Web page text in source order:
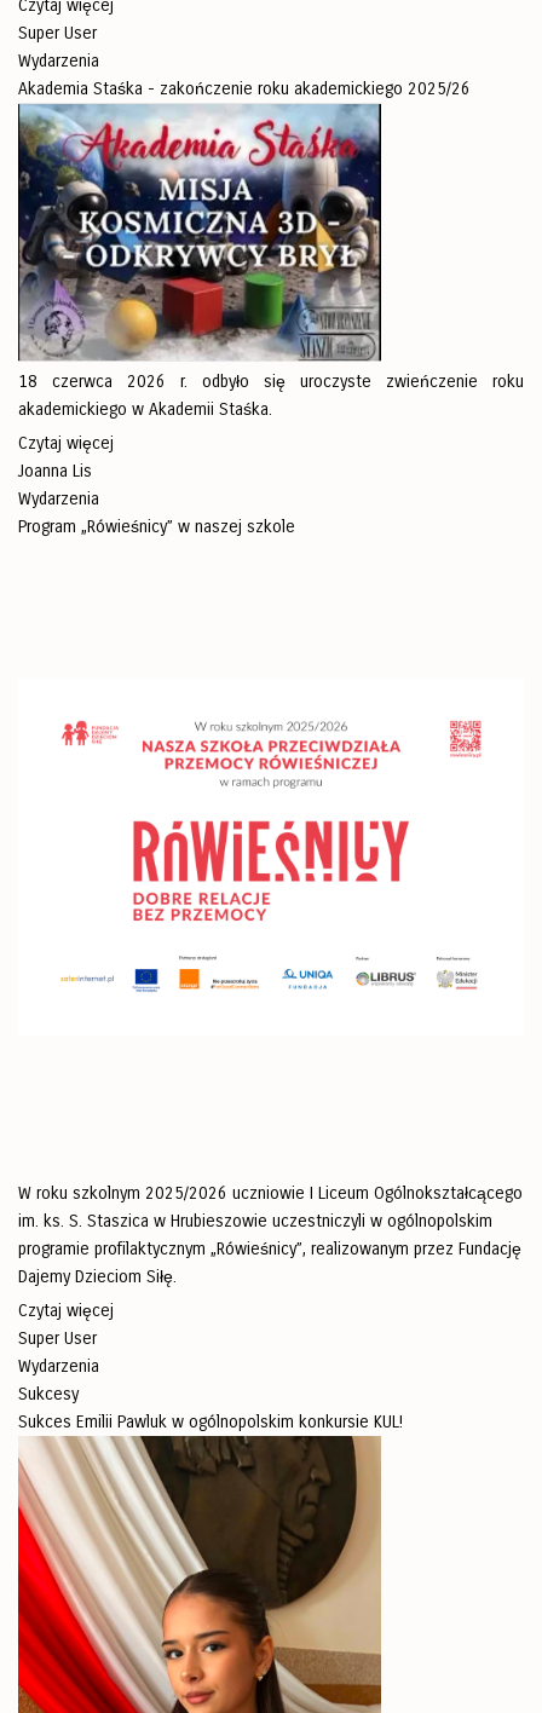
Czytaj więcej
Super User
Wydarzenia
Akademia Staśka - zakończenie roku akademickiego 2025/26
18 czerwca 2026 r. odbyło się uroczyste zwieńczenie roku
akademickiego w Akademii Staśka.
Czytaj więcej
Joanna Lis
Wydarzenia
Program „Rówieśnicy” w naszej szkole
W roku szkolnym 2025/2026 uczniowie I Liceum Ogólnokształcącego
im. ks. S. Staszica w Hrubieszowie uczestniczyli w ogólnopolskim
programie profilaktycznym „Rówieśnicy”, realizowanym przez Fundację
Dajemy Dzieciom Siłę.
Czytaj więcej
Super User
Wydarzenia
Sukcesy
Sukces Emilii Pawluk w ogólnopolskim konkursie KUL!